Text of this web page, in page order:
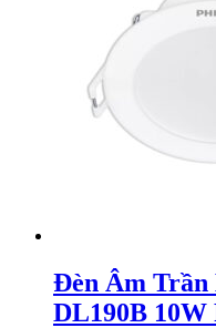
Đèn Âm
DL190B